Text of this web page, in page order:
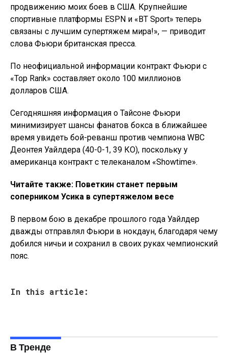
продвижению моих боев в США. Крупнейшие
спортивные платформы ESPN и «BT Sport» теперь
связаны с лучшим супертяжем мира!», — приводит
слова Фьюри британская пресса.
По неофициальной информации контракт Фьюри с
«Top Rank» составляет около 100 миллионов
долларов США.
Сегодняшняя информация о Тайсоне Фьюри
минимизирует шансы фанатов бокса в ближайшее
время увидеть бой-реванш против чемпиона WBC
Деонтея Уайлдера (40-0-1, 39 КО), поскольку у
американца контракт с телеканалом «Showtime».
Читайте также: Поветкин станет первым
соперником Усика в супертяжелом весе
В первом бою в декабре прошлого года Уайлдер
дважды отправлял Фьюри в нокдаун, благодаря чему
добился ничьи и сохранил в своих руках чемпионский
пояс.
In this article:
В Тренде